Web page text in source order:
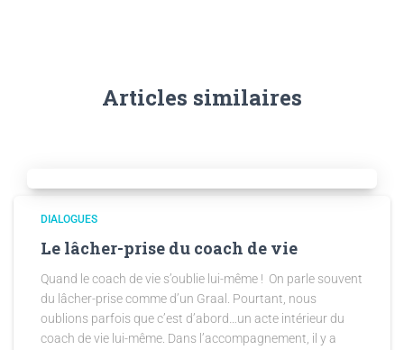
Articles similaires
DIALOGUES
Le lâcher-prise du coach de vie
Quand le coach de vie s’oublie lui-même ! On parle souvent
du lâcher-prise comme d’un Graal. Pourtant, nous
oublions parfois que c’est d’abord…un acte intérieur du
coach de vie lui-même. Dans l’accompagnement, il y a